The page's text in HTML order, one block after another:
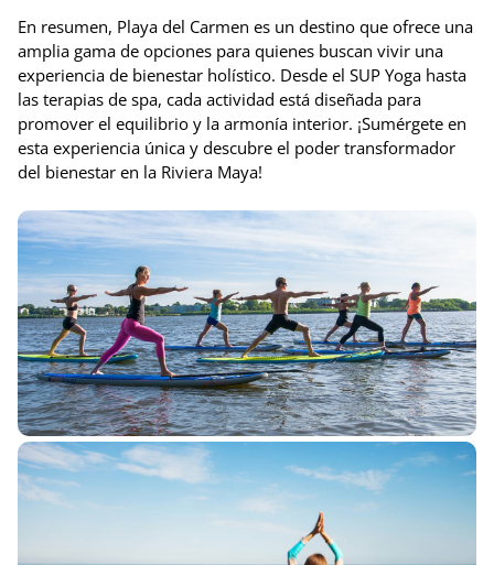
En resumen, Playa del Carmen es un destino que ofrece una
amplia gama de opciones para quienes buscan vivir una
experiencia de bienestar holístico. Desde el SUP Yoga hasta
las terapias de spa, cada actividad está diseñada para
promover el equilibrio y la armonía interior. ¡Sumérgete en
esta experiencia única y descubre el poder transformador
del bienestar en la Riviera Maya!